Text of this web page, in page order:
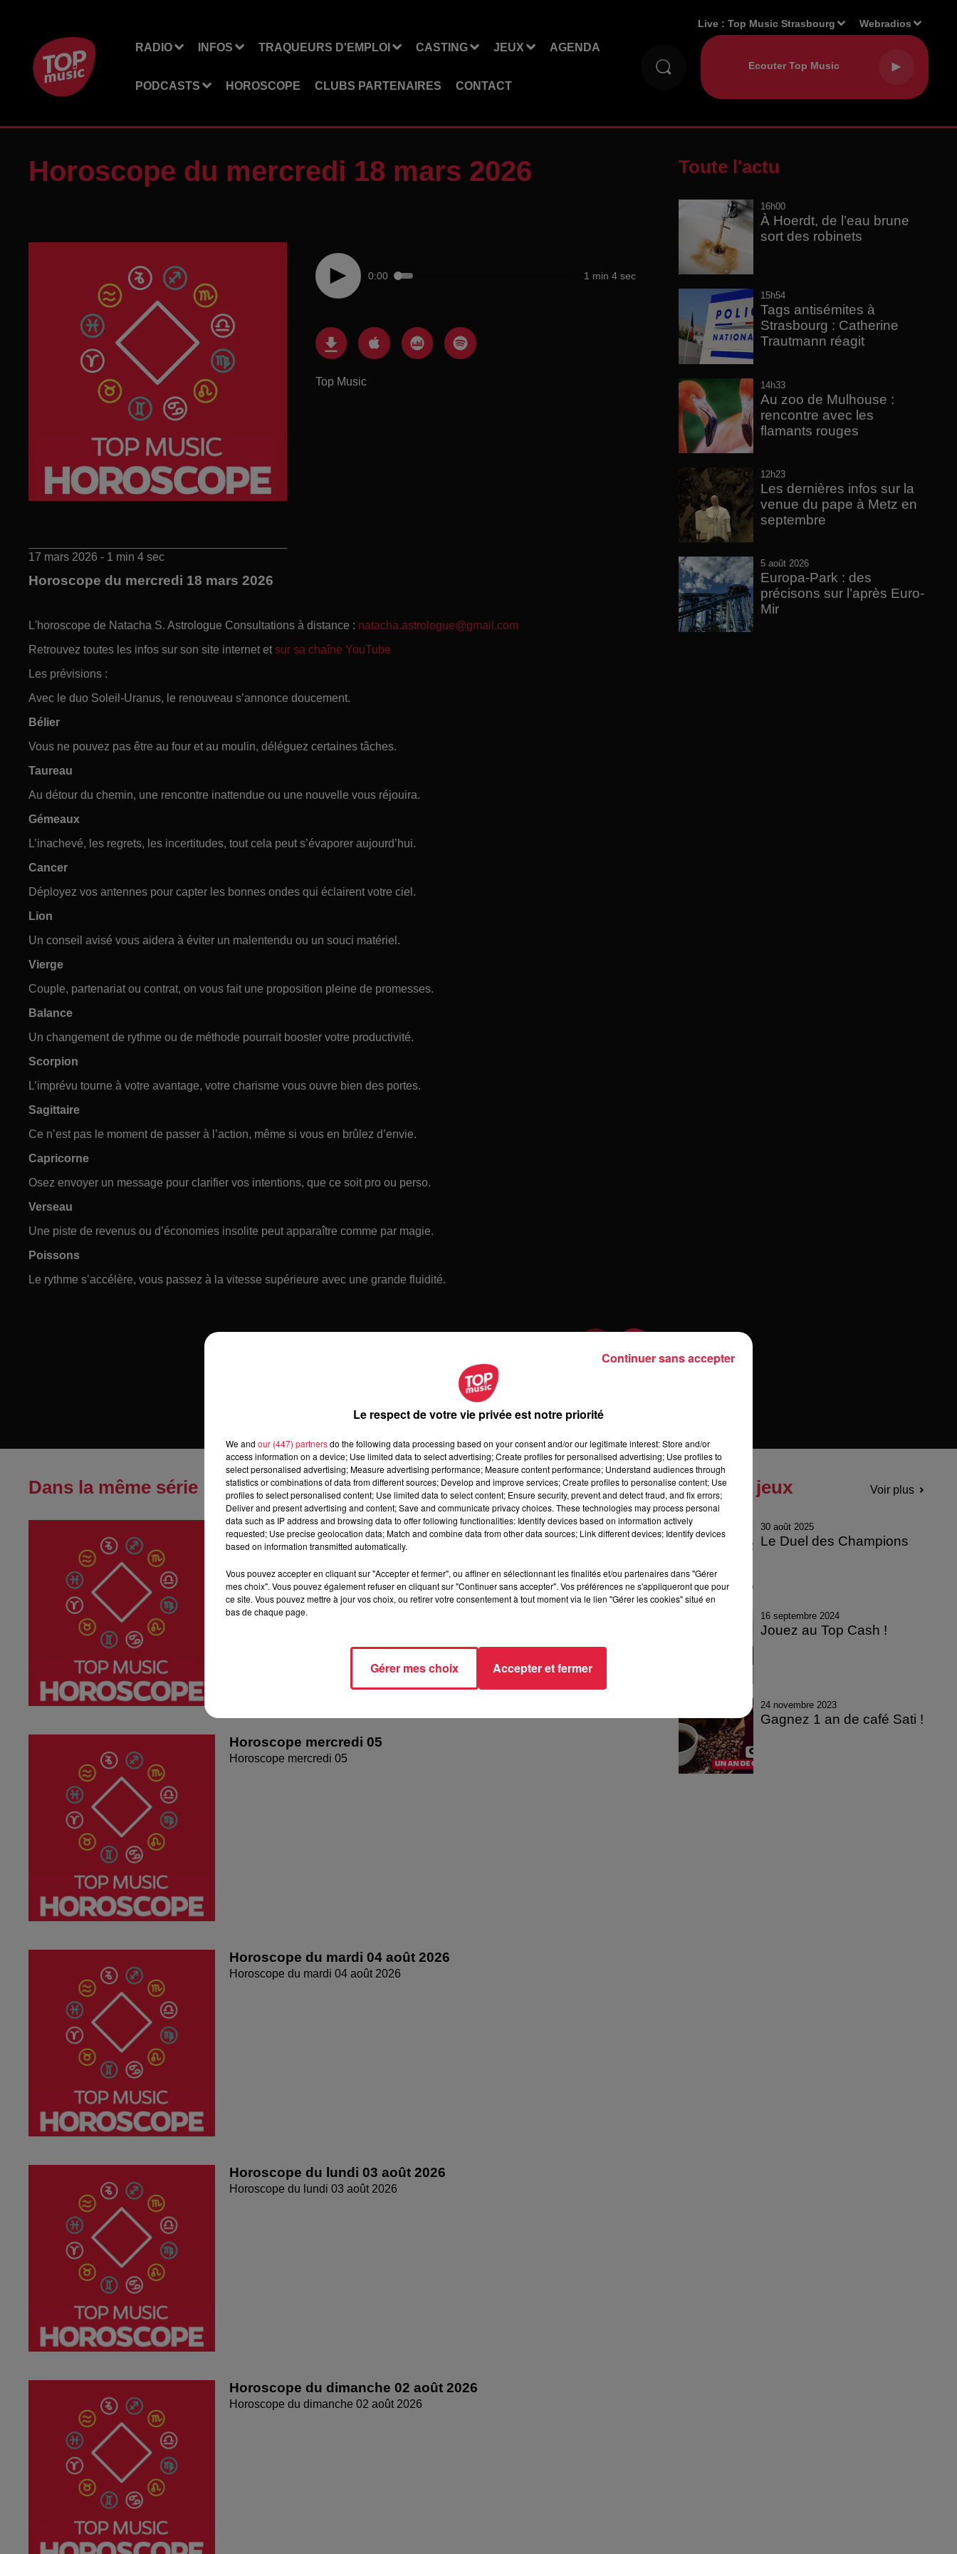
RADIO INFOS TRAQUEURS D'EMPLOI CASTING JEUX AGENDA
PODCASTS HOROSCOPE CLUBS PARTENAIRES CONTACT
Live :Top Music Strasbourg Webradios
Horoscope du mercredi 18 mars 2026
0:00 1 min 4 sec
Top Music
17 mars 2026 - 1 min 4 sec
Horoscope du mercredi 18 mars 2026
L'horoscope de Natacha S. Astrologue Consultations à distance : natacha.astrologue@gmail.com
Retrouvez toutes les infos sur son site internet et sur sa chaîne YouTube
Les prévisions :
Avec le duo Soleil-Uranus, le renouveau s’annonce doucement.
Bélier
Vous ne pouvez pas être au four et au moulin, déléguez certaines tâches.
Taureau
Au détour du chemin, une rencontre inattendue ou une nouvelle vous réjouira.
Gémeaux
L’inachevé, les regrets, les incertitudes, tout cela peut s’évaporer aujourd’hui.
Cancer
Déployez vos antennes pour capter les bonnes ondes qui éclairent votre ciel.
Lion
Un conseil avisé vous aidera à éviter un malentendu ou un souci matériel.
Vierge
Couple, partenariat ou contrat, on vous fait une proposition pleine de promesses.
Balance
Un changement de rythme ou de méthode pourrait booster votre productivité.
Scorpion
L’imprévu tourne à votre avantage, votre charisme vous ouvre bien des portes.
Sagittaire
Ce n’est pas le moment de passer à l’action, même si vous en brûlez d’envie.
Capricorne
Osez envoyer un message pour clarifier vos intentions, que ce soit pro ou perso.
Verseau
Une piste de revenus ou d’économies insolite peut apparaître comme par magie.
Poissons
Le rythme s’accélère, vous passez à la vitesse supérieure avec une grande fluidité.
Toute l'actu
16h00
À Hoerdt, de l’eau brune
sort des robinets
15h54
Tags antisémites à
Strasbourg : Catherine
Trautmann réagit
14h33
Au zoo de Mulhouse :
rencontre avec les
flamants rouges
12h23
Les dernières infos sur la
venue du pape à Metz en
septembre
5 août 2026
Europa-Park : des
précisons sur l’après Euro-
Mir
Dans la même série
Horoscope du jeudi 6 août 2026
Horoscope du jeudi 6 août 2026
Horoscope mercredi 05
Horoscope mercredi 05
Horoscope du mardi 04 août 2026
Horoscope du mardi 04 août 2026
Horoscope du lundi 03 août 2026
Horoscope du lundi 03 août 2026
Horoscope du dimanche 02 août 2026
Horoscope du dimanche 02 août 2026
Tous les jeux Voir plus
30 août 2025
Le Duel des Champions
16 septembre 2024
Jouez au Top Cash !
24 novembre 2023
Gagnez 1 an de café Sati !
Le respect de votre vie privée est notre priorité
We and our (447) partnersdo the following data processing based on your consent and/or our legitimate interest: Store and/or
access information on a device; Use limited data to select advertising; Create profiles for personalised advertising; Use profiles to
select personalised advertising; Measure advertising performance; Measure content performance; Understand audiences through
statistics or combinations of data from different sources; Develop and improve services; Create profiles to personalise content; Use
profiles to select personalised content; Use limited data to select content; Ensure security, prevent and detect fraud, and fix errors;
Deliver and present advertising and content; Save and communicate privacy choices. These technologies may process personal
data such as IP address and browsing data to offer following functionalities: Identify devices based on information actively
requested; Use precise geolocation data; Match and combine data from other data sources; Link different devices; Identify devices
based on information transmitted automatically.
Vous pouvez accepter en cliquant sur "Accepter et fermer", ou affiner en sélectionnant les finalités et/ou partenaires dans "Gérer
mes choix". Vous pouvez également refuser en cliquant sur "Continuer sans accepter". Vos préférences ne s'appliqueront que pour
ce site. Vous pouvez mettre à jour vos choix, ou retirer votre consentement à tout moment via le lien "Gérer les cookies" situé en
bas de chaque page.
Gérer mes choix Accepter et fermer
Continuer sans accepter